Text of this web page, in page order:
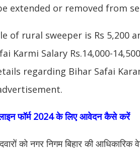
extended or removed from
of rural sweeper is Rs 5,200
Karmi Salary Rs.14,000-
regarding Bihar Safai
फॉर्म 2024 के लिए आवेदन कैसे करें
को नगर निगम बिहार की आधिकारिक